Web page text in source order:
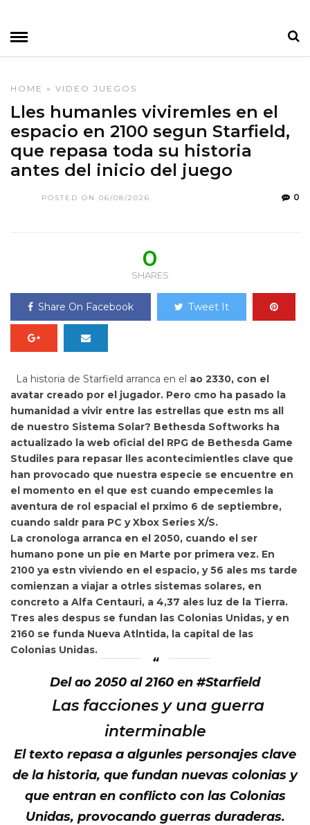
HOME » VIDEO JUEGOS
Lles humanles viviremles en el
espacio en 2100 segun Starfield,
que repasa toda su historia
antes del inicio del juego
POSTED ON 06/08/2026 0
0
SHARES
Share On Facebook Tweet It
La historia de Starfield arranca en el ao 2330, con el
avatar creado por el jugador. Pero cmo ha pasado la
humanidad a vivir entre las estrellas que estn ms all
de nuestro Sistema Solar? Bethesda Softworks ha
actualizado la web oficial del RPG de Bethesda Game
Studiles para repasar lles acontecimientles clave que
han provocado que nuestra especie se encuentre en
el momento en el que est cuando empecemles la
aventura de rol espacial el prximo 6 de septiembre,
cuando saldr para PC y Xbox Series X/S.
La cronologa arranca en el 2050, cuando el ser
humano pone un pie en Marte por primera vez. En
2100 ya estn viviendo en el espacio, y 56 ales ms tarde
comienzan a viajar a otrles sistemas solares, en
concreto a Alfa Centauri, a 4,37 ales luz de la Tierra.
Tres ales despus se fundan las Colonias Unidas, y en
2160 se funda Nueva Atlntida, la capital de las
Colonias Unidas.
Del ao 2050 al 2160 en #Starfield
Las facciones y una guerra
interminable
El texto repasa a algunles personajes clave
de la historia, que fundan nuevas colonias y
que entran en conflicto con las Colonias
Unidas, provocando guerras duraderas.